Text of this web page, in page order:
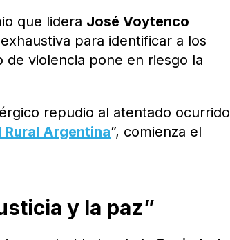
que lidera José Voytenco
para identificar a los
violencia pone en riesgo la
repudio al atentado ocurrido
Rural Argentina”, comienza el
y la paz”